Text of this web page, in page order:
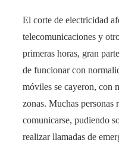
El corte de electricidad
telecomunicaciones y
primeras horas, gran
de funcionar con
móviles se cayeron, con
zonas​. Muchas personas
comunicarse, pudiendo
realizar llamadas de